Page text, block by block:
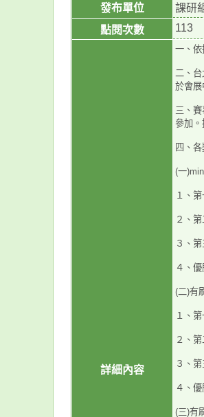
發布單位
課研
點閱次數
113
詳細內容
一、依
二、台
於會展
三、
參加。
四、
(一
１、
２、
３、
４、
(二)有
１、
２、
３、
４、
(三)有